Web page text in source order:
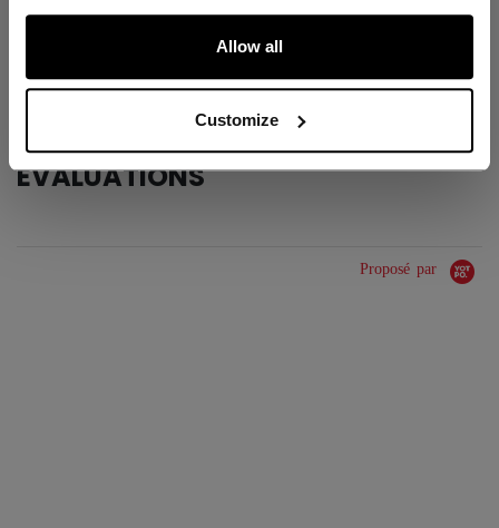
Allow all
Customize
ALLONS-Y !
COLLECTION
MPJ
ÉVALUATIONS
Proposé par